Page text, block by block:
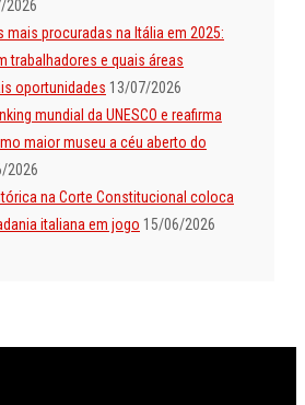
2026
mais procuradas na Itália em 2025:
trabalhadores e quais áreas
oportunidades 13/07/2026
mundial da UNESCO e reafirma
maior museu a céu aberto do
2026
na Corte Constitucional coloca
italiana em jogo 15/06/2026